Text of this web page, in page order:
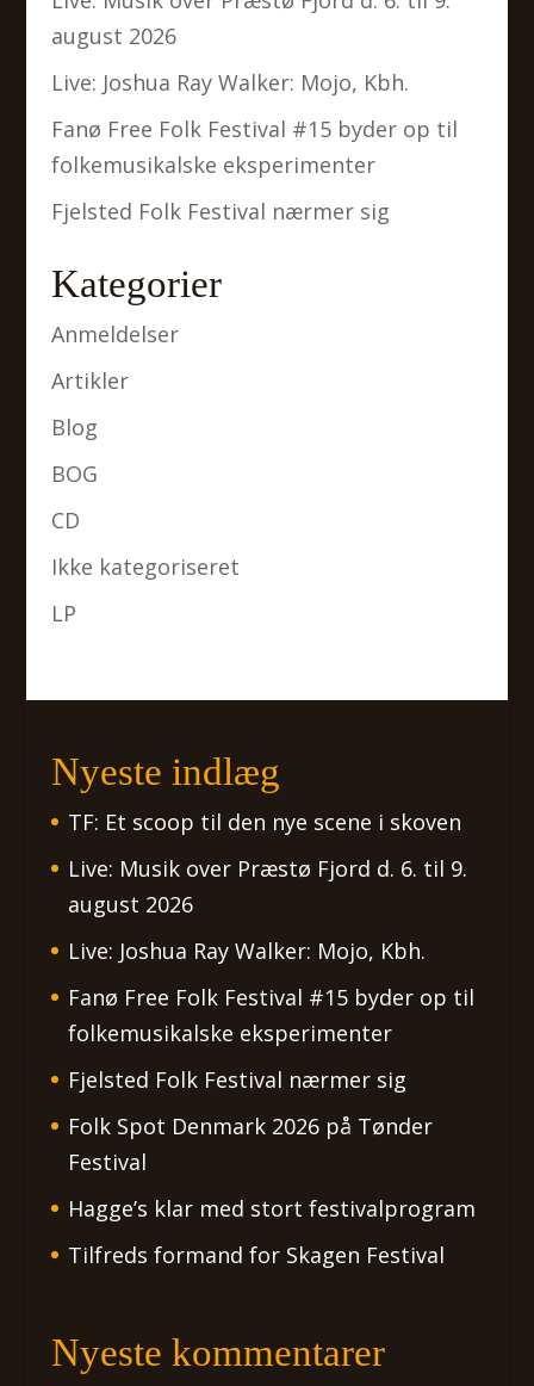
august 2026
Live: Joshua Ray Walker: Mojo, Kbh.
Fanø Free Folk Festival #15 byder op til
folkemusikalske eksperimenter
Fjelsted Folk Festival nærmer sig
Kategorier
Anmeldelser
Artikler
Blog
BOG
CD
Ikke kategoriseret
LP
Nyeste indlæg
TF: Et scoop til den nye scene i skoven
Live: Musik over Præstø Fjord d. 6. til 9.
august 2026
Live: Joshua Ray Walker: Mojo, Kbh.
Fanø Free Folk Festival #15 byder op til
folkemusikalske eksperimenter
Fjelsted Folk Festival nærmer sig
Folk Spot Denmark 2026 på Tønder
Festival
Hagge’s klar med stort festivalprogram
Tilfreds formand for Skagen Festival
Nyeste kommentarer